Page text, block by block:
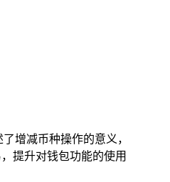
增减币种操作的意义，
提升对钱包功能的使用